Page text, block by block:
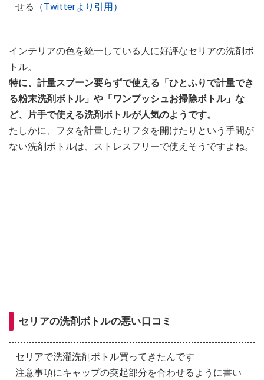
せる
（Twitterより引用）
インテリアの色を統一している人に好評なセリアの洗剤ボ
トル。
特に、計量スプーン要らずで使える「ひとふりで計量でき
る粉末洗剤ボトル」や「ワンプッシュお掃除ボトル」な
ど、片手で使える洗剤ボトルが人気のようです。
たしかに、フタを計量したりフタを開けたりという手間が
ない洗剤ボトルは、ストレスフリーで使えそうですよね。
セリアの洗剤ボトルの悪い口コミ
セリアで洗濯洗剤ボトル買ってきたんです
注意事項にキャップの突起部分を合わせるように書い